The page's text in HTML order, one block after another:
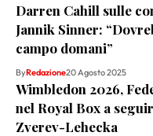
Darren Cahill sulle
Jannik Sinner:
campo domani”
ByRedazione20 Agosto 2025
Wimbledon 2026,
nel Royal Box a
Zverev-Lehecka